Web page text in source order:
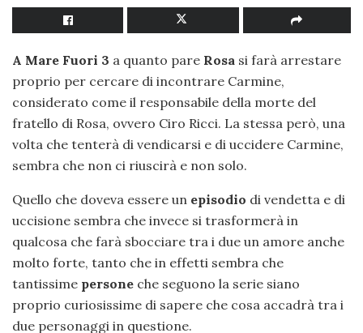
A Mare Fuori 3 a quanto pare Rosa si farà arrestare
proprio per cercare di incontrare Carmine,
considerato come il responsabile della morte del
fratello di Rosa, ovvero Ciro Ricci. La stessa però, una
volta che tenterà di vendicarsi e di uccidere Carmine,
sembra che non ci riuscirà e non solo.
Quello che doveva essere un episodio di vendetta e di
uccisione sembra che invece si trasformerà in
qualcosa che farà sbocciare tra i due un amore anche
molto forte, tanto che in effetti sembra che
tantissime persone che seguono la serie siano
proprio curiosissime di sapere che cosa accadrà tra i
due personaggi in questione.